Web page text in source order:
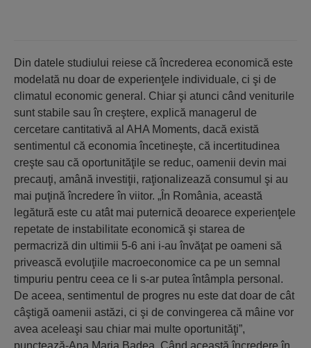
Din datele studiului reiese că încrederea economică este
modelată nu doar de experienţele individuale, ci şi de
climatul economic general. Chiar şi atunci când veniturile
sunt stabile sau în creştere, explică managerul de
cercetare cantitativă al AHA Moments, dacă există
sentimentul că economia încetineşte, că incertitudinea
creşte sau că oportunităţile se reduc, oamenii devin mai
precauţi, amână investiţii, raţionalizează consumul şi au
mai puţină încredere în viitor. „În România, această
legătură este cu atât mai puternică deoarece experienţele
repetate de instabilitate economică şi starea de
permacriză din ultimii 5-6 ani i-au învăţat pe oameni să
privească evoluţiile macroeconomice ca pe un semnal
timpuriu pentru ceea ce li s-ar putea întâmpla personal.
De aceea, sentimentul de progres nu este dat doar de cât
câştigă oamenii astăzi, ci şi de convingerea că mâine vor
avea aceleaşi sau chiar mai multe oportunităţi”,
punctează-Ana Maria Badea. Când această încredere în